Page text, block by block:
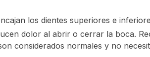
los dientes superiores e
dolor al abrir o cerrar la boca.
considerados normales y no